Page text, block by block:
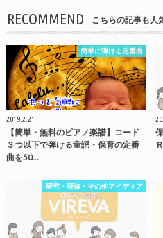
RECOMMEND こちらの記事も人
簡単に弾ける定番曲
2019.2.21
【簡単・無料のピアノ楽譜】コード
３つ以下で弾ける童謡・保育の定番
曲を50…
研究・研修・その他アイディア